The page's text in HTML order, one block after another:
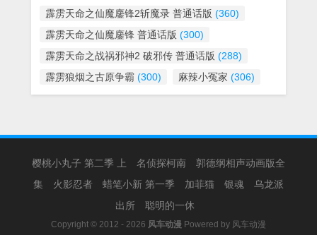
霹雳天命之仙魔鏖锋2斩魔录 普通话版 (360)
霹雳天命之仙魔鏖锋 普通话版 (300)
霹雳天命之战祸邪神2 破邪传 普通话版 (288)
霹雳狼烟之古原争霸 (300) 麻辣小冤家 (306)
樱桃小丸子 第二季 上 名侦探柯南
郭德纲相声动画版全
集
火影忍者 蜡笔小新 第一季 加菲猫 银魂
乌龙派
出所
聪明的一休
Copyright © 2012 - 2026 风车动漫 Powered by 风车动漫